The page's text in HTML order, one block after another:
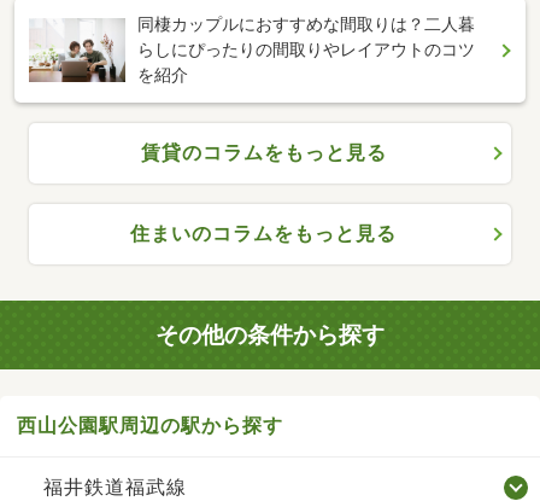
同棲カップルにおすすめな間取りは？二人暮
らしにぴったりの間取りやレイアウトのコツ
を紹介
賃貸のコラムをもっと見る
住まいのコラムをもっと見る
その他の条件から探す
西山公園駅周辺の駅から探す
福井鉄道福武線